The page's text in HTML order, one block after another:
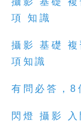
項 知識
攝影 基礎
項知識
有問必答，8
閃燈 攝影